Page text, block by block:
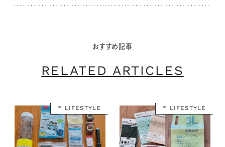
おすすめ記事
RELATED ARTICLES
LIFESTYLE LIFESTYLE